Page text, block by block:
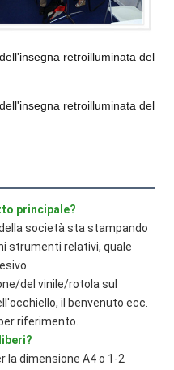
principale?
società sta stampando
strumenti relativi, quale
del vinile/rotola sul
il benvenuto ecc.
riferimento.
la dimensione A4 o 1-2